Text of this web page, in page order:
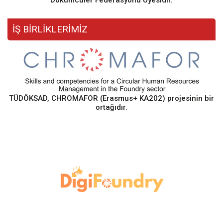
İŞ BİRLİKLERİMİZ
TÜDÖKSAD, CHROMAFOR (Erasmus+ KA202) projesinin bir
ortağıdır.